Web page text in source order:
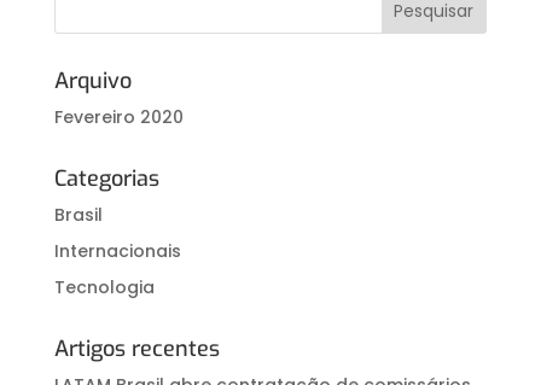
Arquivo
Fevereiro 2020
Categorias
Brasil
Internacionais
Tecnologia
Artigos recentes